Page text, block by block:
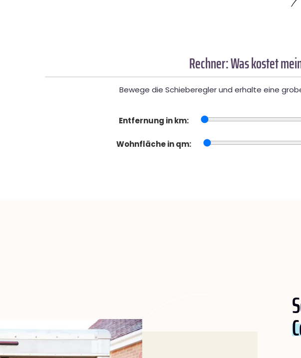
Rechner: Was kostet
Bewege die Schieberegler und erhalte eine
Entfernung in km:
Wohnfläche in qm: